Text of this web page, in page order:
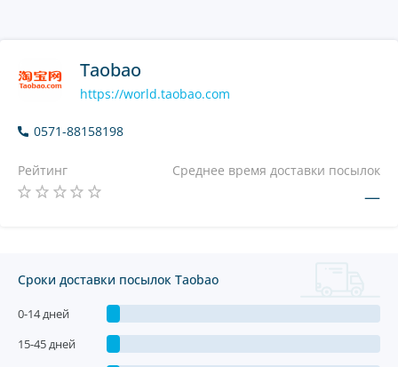
Taobao
https://world.taobao.com
0571-88158198
Рейтинг Среднее время доставки посылок
—
Сроки доставки посылок Taobao
0-14 дней
15-45 дней